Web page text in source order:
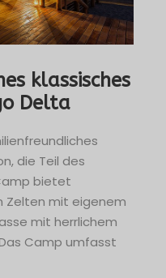
klassisches
Delta
die Teil des
bietet
Zelten mit eigenem
mit herrlichem
Camp umfasst